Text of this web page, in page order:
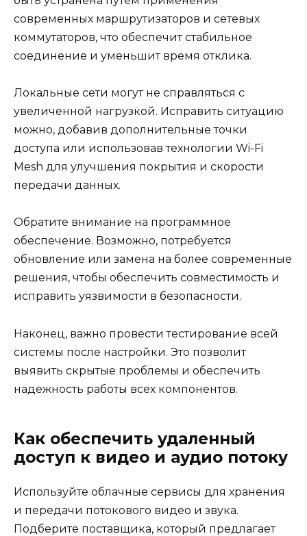
современных маршрутизаторов и сетевых
коммутаторов, что обеспечит стабильное
соединение и уменьшит время отклика.
Локальные сети могут не справляться с
увеличенной нагрузкой. Исправить ситуацию
можно, добавив дополнительные точки
доступа или использовав технологии Wi-Fi
Mesh для улучшения покрытия и скорости
передачи данных.
Обратите внимание на программное
обеспечение. Возможно, потребуется
обновление или замена на более современные
решения, чтобы обеспечить совместимость и
исправить уязвимости в безопасности.
Наконец, важно провести тестирование всей
системы после настройки. Это позволит
выявить скрытые проблемы и обеспечить
надежность работы всех компонентов.
Как обеспечить удаленный
доступ к видео и аудио потоку
Используйте облачные сервисы для хранения
и передачи потокового видео и звука.
Подберите поставщика, который предлагает